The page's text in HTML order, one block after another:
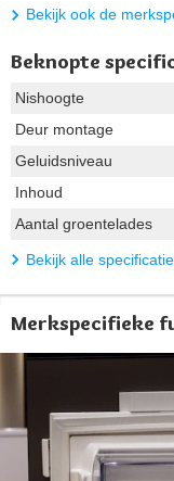
Bekijk ook de
Beknopte
Nishoogte
Deur montage
Geluidsniveau
Inhoud
Aantal groentelades
Bekijk alle
Merkspecifieke